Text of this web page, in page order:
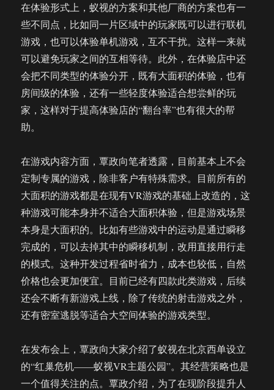
在体验形式上，蚁视的方案和其他厂商的方案也有一
些不同点，比如同一片区域中的玩家既可以进行联机
游戏，也可以体验单机游戏，互不干扰。这样一来就
可以避免玩家之间的互相等待。此外，在体验店中还
会把不同类型的体验分开，既有大面积的体验，也有
房间级的体验，还有一些轻度体验适合想尝鲜的玩
家，这样对于提高体验店的“翻台率”也有很大的帮
助。
在游戏内容方面，覃政向笔者透露，目前基本上不会
定制专属的游戏，除非客户有特殊需求。目前所有的
大面积的游戏都是在现有VR游戏的基础上改造的，这
种游戏可能本身并不适合大面积体验，但是游戏场景
本身是大面积的。比如有些游戏中的运动是通过瞬移
完成的，可以去掉其中的瞬移机制，改用直接用行走
的模式。这种开发过程省时省力，成本也较低，自然
价格也会更加便宜。目前已经有四款此类游戏，后续
还会不断有新游戏上线，除了传统的射击游戏之外，
还有密室逃脱等适合大空间体验的游戏类型。
在发布会上，覃政向大家介绍了蚁视在北京西单设立
的“红巢危机——蚁视VR主题公园”。其经营策略也是
一个值得关注的点。覃政介绍，为了在现阶段提升人